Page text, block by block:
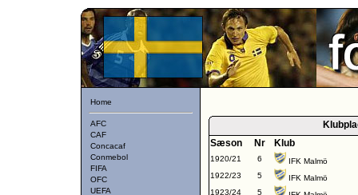
Home
AFC
CAF
Concacaf
Conmebol
FIFA
OFC
UEFA
Sæson
Nr Klub
1920/21 6
IFK Malmö
1922/23
5
IFK Malmö
1923/24
5